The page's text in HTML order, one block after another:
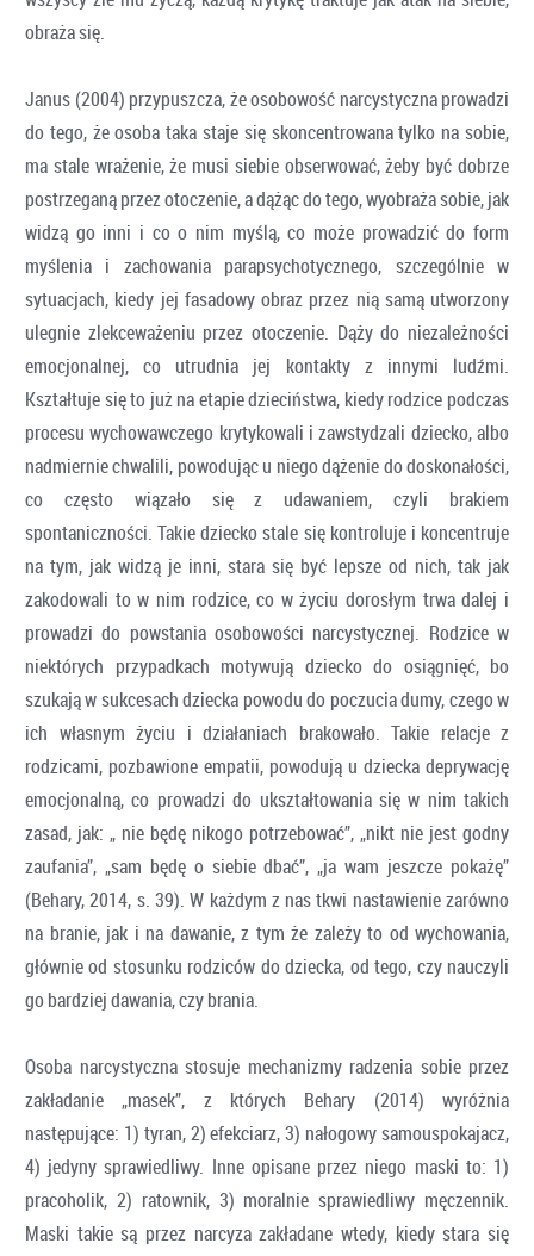
obraża się.
Janus (2004) przypuszcza, że osobowość narcystyczna prowadzi
do tego, że osoba taka staje się skoncentrowana tylko na sobie,
ma stale wrażenie, że musi siebie obserwować, żeby być dobrze
postrzeganą przez otoczenie, a dążąc do tego, wyobraża sobie, jak
widzą go inni i co o nim myślą, co może prowadzić do form
myślenia i zachowania parapsychotycznego, szczególnie w
sytuacjach, kiedy jej fasadowy obraz przez nią samą utworzony
ulegnie zlekceważeniu przez otoczenie. Dąży do niezależności
emocjonalnej, co utrudnia jej kontakty z innymi ludźmi.
Kształtuje się to już na etapie dzieciństwa, kiedy rodzice podczas
procesu wychowawczego krytykowali i zawstydzali dziecko, albo
nadmiernie chwalili, powodując u niego dążenie do doskonałości,
co często wiązało się z udawaniem, czyli brakiem
spontaniczności. Takie dziecko stale się kontroluje i koncentruje
na tym, jak widzą je inni, stara się być lepsze od nich, tak jak
zakodowali to w nim rodzice, co w życiu dorosłym trwa dalej i
prowadzi do powstania osobowości narcystycznej. Rodzice w
niektórych przypadkach motywują dziecko do osiągnięć, bo
szukają w sukcesach dziecka powodu do poczucia dumy, czego w
ich własnym życiu i działaniach brakowało. Takie relacje z
rodzicami, pozbawione empatii, powodują u dziecka deprywację
emocjonalną, co prowadzi do ukształtowania się w nim takich
zasad, jak: „ nie będę nikogo potrzebować”, „nikt nie jest godny
zaufania”, „sam będę o siebie dbać”, „ja wam jeszcze pokażę”
(Behary, 2014, s. 39). W każdym z nas tkwi nastawienie zarówno
na branie, jak i na dawanie, z tym że zależy to od wychowania,
głównie od stosunku rodziców do dziecka, od tego, czy nauczyli
go bardziej dawania, czy brania.
Osoba narcystyczna stosuje mechanizmy radzenia sobie przez
zakładanie „masek”, z których Behary (2014) wyróżnia
następujące: 1) tyran, 2) efekciarz, 3) nałogowy samouspokajacz,
4) jedyny sprawiedliwy. Inne opisane przez niego maski to: 1)
pracoholik, 2) ratownik, 3) moralnie sprawiedliwy męczennik.
Maski takie są przez narcyza zakładane wtedy, kiedy stara się